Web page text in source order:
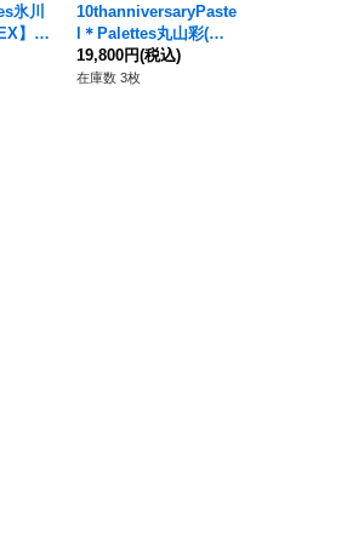
氷川
】{D
その
10thanniversaryPaste
l＊Palettes丸山彩(サ
イン)【EXS】{DZ-BT
10/EXS11}《その他》
19,800円(税込)
在庫数 3枚